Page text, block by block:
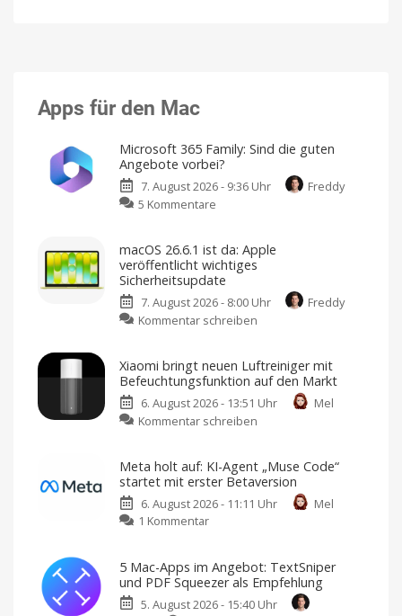
Apps für den Mac
Microsoft 365 Family: Sind die guten
Angebote vorbei?
7. August 2026 - 9:36 Uhr
Freddy
5 Kommentare
Family:
Sind
die
guten
Angebote
Rabatte
gibt
es
mehr
macOS 26.6.1 ist da: Apple
veröffentlicht wichtiges
Sicherheitsupdate
7. August 2026 - 8:00 Uhr
Freddy
Kommentar schreiben
ist
da:
Apple
Jetzt
laden
und
Xiaomi bringt neuen Luftreiniger mit
Befeuchtungsfunktion auf den Markt
6. August 2026 - 13:51 Uhr
Mel
Kommentar schreiben
neuen
Luftreiniger
mit
Markt
Preis
Verfügbarkeit
Meta holt auf: KI-Agent „Muse Code“
startet mit erster Betaversion
6. August 2026 - 11:11 Uhr
Mel
1 Kommentar
auf:
KI-
Agent
5 Mac-Apps im Angebot: TextSniper
und PDF Squeezer als Empfehlung
5. August 2026 - 15:40 Uhr